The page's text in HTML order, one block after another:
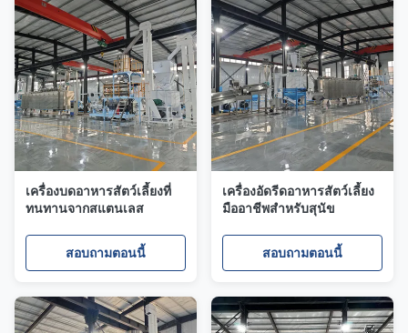
เครื่องบดอาหารสัตว์เลี้ยงที่
ทนทานจากสแตนเลส
สอบถามตอนนี้
เครื่องอัดรีดอาหารสัตว์เลี้ยง
มืออาชีพสำหรับสุนัข
สอบถามตอนนี้